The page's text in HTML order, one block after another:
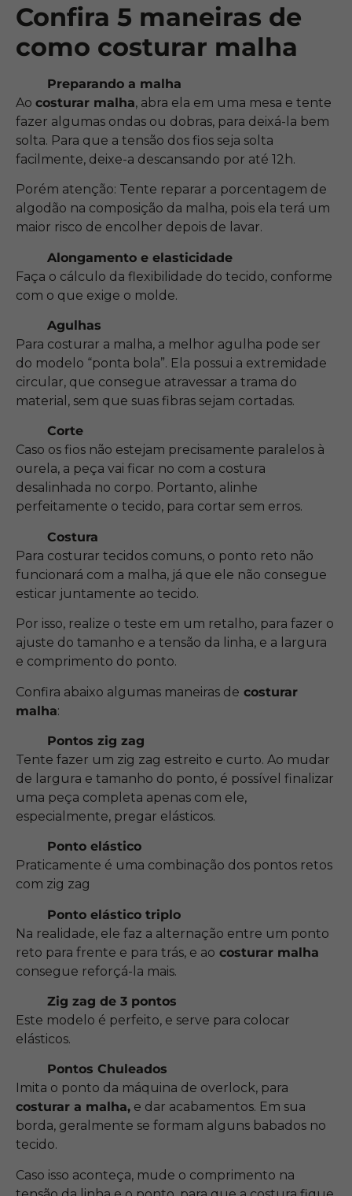
Confira 5 maneiras de
como costurar malha
Preparando a malha
Ao costurar malha, abra ela em uma mesa e tente
fazer algumas ondas ou dobras, para deixá-la bem
solta. Para que a tensão dos fios seja solta
facilmente, deixe-a descansando por até 12h.
Porém atenção: Tente reparar a porcentagem de
algodão na composição da malha, pois ela terá um
maior risco de encolher depois de lavar.
Alongamento e elasticidade
Faça o cálculo da flexibilidade do tecido, conforme
com o que exige o molde.
Agulhas
Para costurar a malha, a melhor agulha pode ser
do modelo “ponta bola”. Ela possui a extremidade
circular, que consegue atravessar a trama do
material, sem que suas fibras sejam cortadas.
Corte
Caso os fios não estejam precisamente paralelos à
ourela, a peça vai ficar no com a costura
desalinhada no corpo. Portanto, alinhe
perfeitamente o tecido, para cortar sem erros.
Costura
Para costurar tecidos comuns, o ponto reto não
funcionará com a malha, já que ele não consegue
esticar juntamente ao tecido.
Por isso, realize o teste em um retalho, para fazer o
ajuste do tamanho e a tensão da linha, e a largura
e comprimento do ponto.
Confira abaixo algumas maneiras de costurar
malha:
Pontos zig zag
Tente fazer um zig zag estreito e curto. Ao mudar
de largura e tamanho do ponto, é possível finalizar
uma peça completa apenas com ele,
especialmente, pregar elásticos.
Ponto elástico
Praticamente é uma combinação dos pontos retos
com zig zag
Ponto elástico triplo
Na realidade, ele faz a alternação entre um ponto
reto para frente e para trás, e ao costurar malha
consegue reforçá-la mais.
Zig zag de 3 pontos
Este modelo é perfeito, e serve para colocar
elásticos.
Pontos Chuleados
Imita o ponto da máquina de overlock, para
costurar a malha, e dar acabamentos. Em sua
borda, geralmente se formam alguns babados no
tecido.
Caso isso aconteça, mude o comprimento na